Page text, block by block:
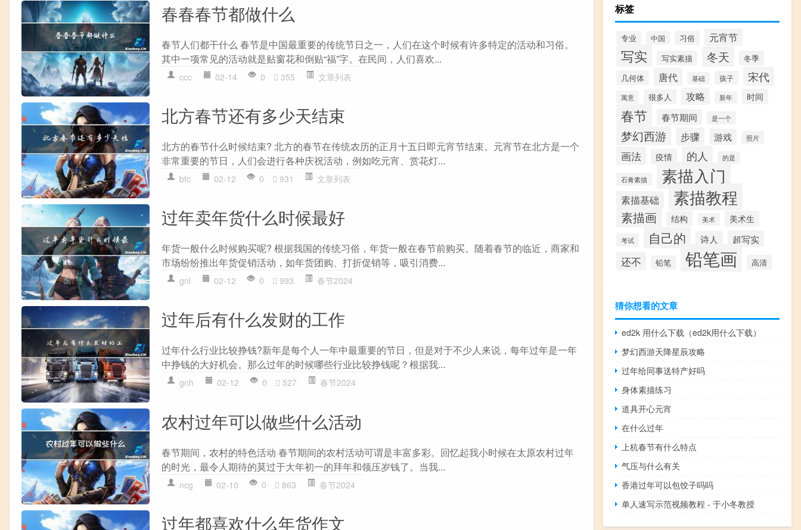
春春春节都做什么
春节人们都干什么 春节是中国最重要的传统节日之一，人们在这个时候有许多特定的活动和习俗。
其中一项常见的活动就是贴窗花和倒贴“福”字。在民间，人们喜欢...
ccc 02-14 0 355 文章列表
北方春节还有多少天结束
北方的春节什么时候结束? 北方的春节在传统农历的正月十五日即元宵节结束。元宵节在北方是一个
非常重要的节日，人们会进行各种庆祝活动，例如吃元宵、赏花灯...
bfc 02-12 0 931 文章列表
过年卖年货什么时候最好
年货一般什么时候购买呢? 根据我国的传统习俗，年货一般在春节前购买。随着春节的临近，商家和
市场纷纷推出年货促销活动，如年货团购、打折促销等，吸引消费...
gnl 02-12 0 993 春节2024
过年后有什么发财的工作
过年什么行业比较挣钱?新年是每个人一年中最重要的节日，但是对于不少人来说，每年过年是一年
中挣钱的大好机会。那么过年的时候哪些行业比较挣钱呢？根据我...
gnh 02-12 0 527 春节2024
农村过年可以做些什么活动
春节期间，农村的特色活动 春节期间的农村活动可谓是丰富多彩。回忆起我小时候在太原农村过年
的时光，最令人期待的莫过于大年初一的拜年和领压岁钱了。当我...
ncg 02-10 0 863 春节2024
过年都喜欢什么年货作文
标签
专业 中国 习俗 元宵节
写实 写实素描 冬天
冬季
几何体
唐代 基础 孩子 宋代
寓意 很多人 攻略 新年 时间
春节 春节期间 是一个
梦幻西游 步骤 游戏 照片
画法 疫情 的人 的是
石膏素描 素描入门
素描基础 素描教程
素描画 结构 美术 美术生
考试 自己的 诗人 超写实
还不 铅笔 铅笔画 高清
猜你想看的文章
ed2k 用什么下载（ed2k用什么下载）
梦幻西游天降星辰攻略
过年给同事送特产好吗
身体素描练习
道具开心元宵
在什么过年
上杭春节有什么特点
气压与什么有关
香港过年可以包饺子吗吗
单人速写示范视频教程 - 于小冬教授